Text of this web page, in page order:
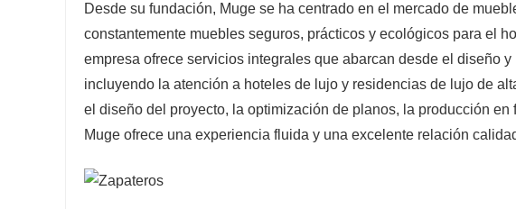
Desde su fundación, Muge se ha centrado en el mercado de
constantemente muebles seguros, prácticos y ecológicos para el
empresa ofrece servicios integrales que abarcan desde el diseño
incluyendo la atención a hoteles de lujo y residencias de lujo de
el diseño del proyecto, la optimización de planos, la producción
Muge ofrece una experiencia fluida y una excelente relación